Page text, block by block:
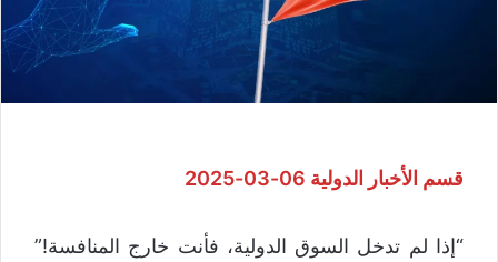
قسم الأخبار الدولية 06-03-2025
“إذا لم تدخل السوق الدولية، فأنت خارج المنافسة!”